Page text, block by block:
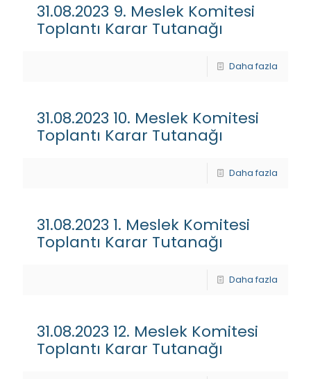
31.08.2023 9. Meslek Komitesi
Toplantı Karar Tutanağı
Daha fazla
31.08.2023 10. Meslek Komitesi
Toplantı Karar Tutanağı
Daha fazla
31.08.2023 1. Meslek Komitesi
Toplantı Karar Tutanağı
Daha fazla
31.08.2023 12. Meslek Komitesi
Toplantı Karar Tutanağı